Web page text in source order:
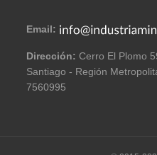
Email:
Dirección: Cerro El Plomo
Santiago - Región
7560995